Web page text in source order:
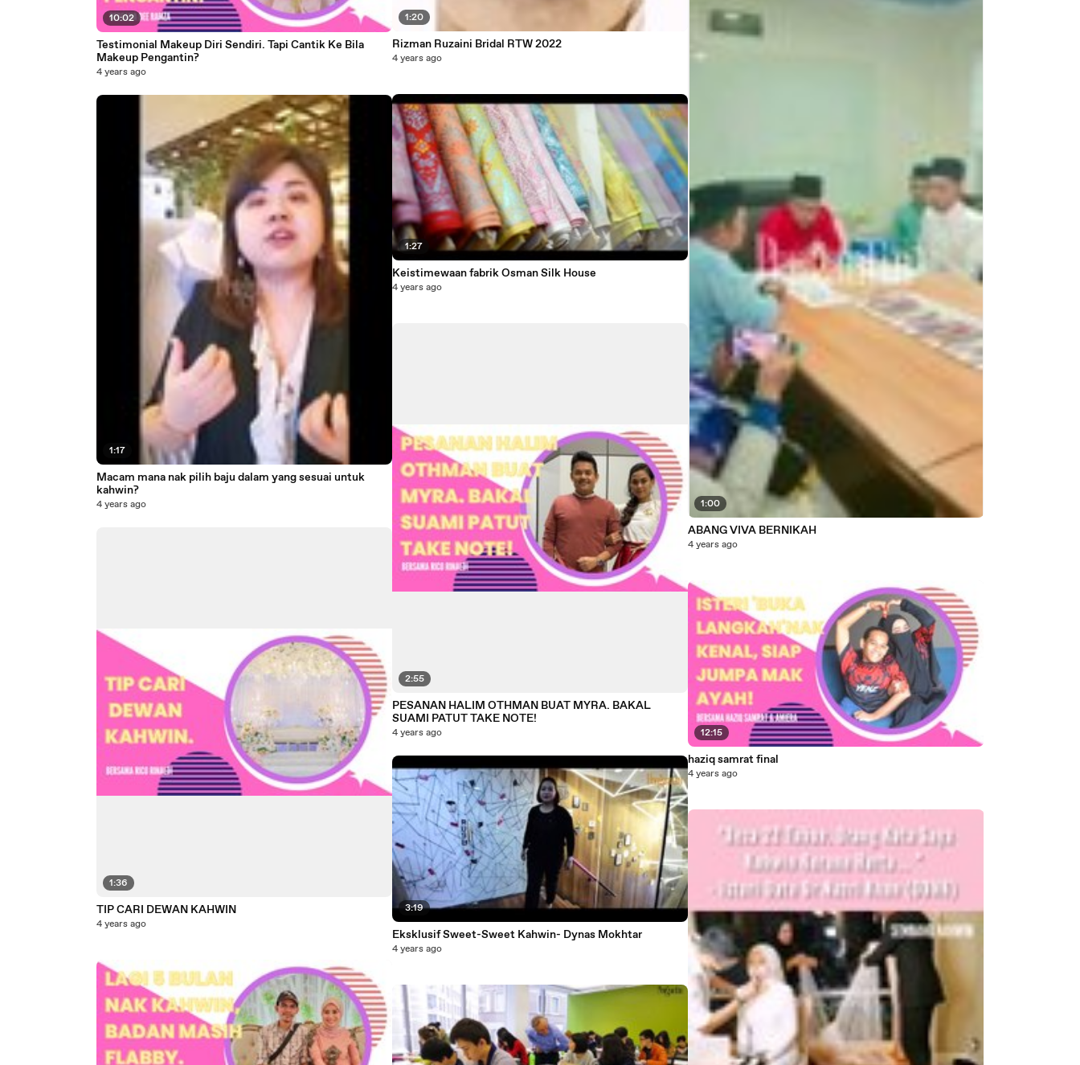
10:02
Testimonial Makeup Diri Sendiri. Tapi Cantik Ke Bila
Makeup Pengantin?
4 years ago
1:17
Macam mana nak pilih baju dalam yang sesuai untuk
kahwin?
4 years ago
1:36
TIP CARI DEWAN KAHWIN
4 years ago
1:20
Rizman Ruzaini Bridal RTW 2022
4 years ago
1:27
Keistimewaan fabrik Osman Silk House
4 years ago
2:55
PESANAN HALIM OTHMAN BUAT MYRA. BAKAL
SUAMI PATUT TAKE NOTE!
4 years ago
3:19
Eksklusif Sweet-Sweet Kahwin- Dynas Mokhtar
4 years ago
1:00
ABANG VIVA BERNIKAH
4 years ago
12:15
haziq samrat final
4 years ago